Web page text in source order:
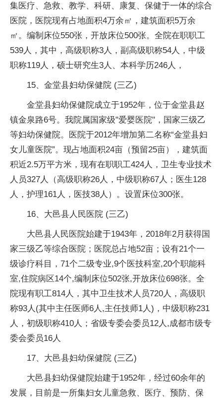
集医疗、急救、教学、科研、康复、保健于一体的综合
医院，医院现有占地面积4万余㎡，建筑面积5万余
㎡。编制床位550张，开放床位500张。全院在职职工
539人，其中，高级职称3人，副高级职称54人，中级
职称119人，硕士研究生3人、本科学历246人，
15、金堂县妇幼保健院 (三乙)
金堂县妇幼保健院成立于1952年，位于金堂县赵
镇金泉路6号。我院属国家级"爱婴医院"，国家三级乙
等妇幼保健院。医院于2012年增加第二名称“金堂县妇
女儿童医院”。现占地面积24亩（预留25亩），建筑面
积近2.5万平方米，现有在职职工424人，卫生专业技术
人员327人（高级职称26人，中级职称67人；医生128
人，护理161人，医技38人）。设置床位300张。
16、大邑县人民医院 (三乙)
大邑县人民医院始建于1943年，2018年2月获得国
家三级乙等综合医院；医院总占地52亩；设有21个一
级诊疗科目，71个二级专业,9个医技科室,20个职能科
室,住院病区14个,编制床位502张,开放床位698张。全
院现有职工814人，其中卫生技术人员720人，高级职
称93人(其中主任医师6人,主任技师1人)，中级职称231
人，初级职称410人；省级专委会委员12人,成都市级专
委会委员16人
17、大邑县妇幼保健院 (三乙)
大邑县妇幼保健院始建于1952年，经过60余年的
发展，目前是一所集妇女儿童急救、医疗、预防、保